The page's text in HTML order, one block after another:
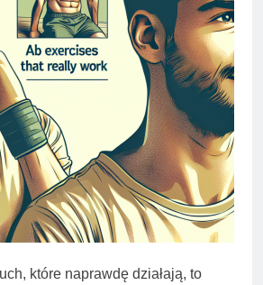
które naprawdę działają, to